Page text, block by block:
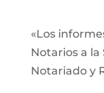
«Los
Notarios a
Notariado y